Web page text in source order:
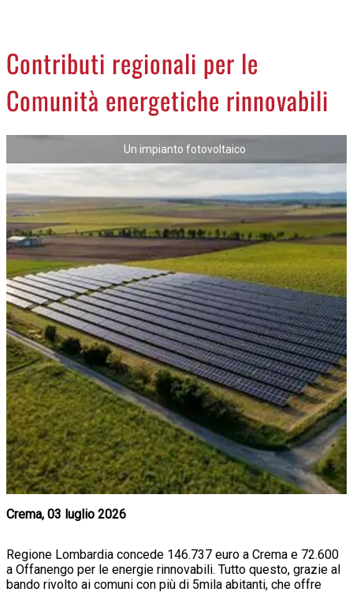
LA PIAZZA
ANIMALI
Contributi regionali per le
Comunità energetiche rinnovabili
Un impianto fotovoltaico
Crema, 03 luglio 2026
Regione Lombardia concede 146.737 euro a Crema e 72.600
a Offanengo per le energie rinnovabili. Tutto questo, grazie al
bando rivolto ai comuni con più di 5mila abitanti, che offre